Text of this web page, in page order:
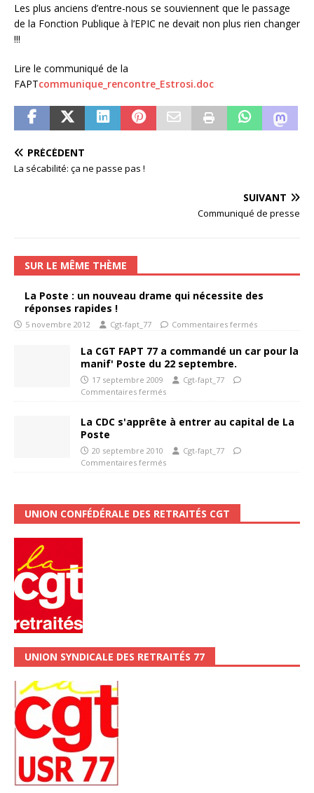
Les plus anciens d’entre-nous se souviennent que le passage
de la Fonction Publique à l’EPIC ne devait non plus rien changer
!!!
Lire le communiqué de la
FAPTcommunique_rencontre_Estrosi.doc
PRÉCÉDENT
La sécabilité: ça ne passe pas !
SUIVANT
Communiqué de presse
SUR LE MÊME THÈME
La Poste : un nouveau drame qui nécessite des
réponses rapides !
5 novembre 2012 Cgt-fapt_77 Commentaires fermés
La CGT FAPT 77 a commandé un car pour la
manif' Poste du 22 septembre.
17 septembre 2009
Cgt-fapt_77
Commentaires fermés
La CDC s'apprête à entrer au capital de La
Poste
20 septembre 2010
Cgt-fapt_77
Commentaires fermés
UNION CONFÉDÉRALE DES RETRAITÉS CGT
UNION SYNDICALE DES RETRAITÉS 77